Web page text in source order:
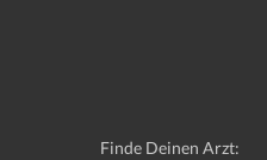
Finde Deinen Arzt: